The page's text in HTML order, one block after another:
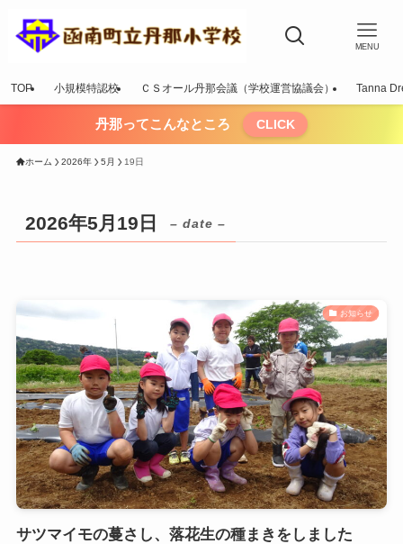
MENU
TOP 小規模特認校 ＣＳオール丹那会議（学校運営協議会） Tanna
丹那ってこんなところ CLICK
ホーム 2026年 5月 19日
2026年5月19日 – date –
お知らせ
サツマイモの蔓さし、落花生の種まきをしました